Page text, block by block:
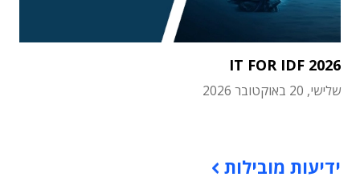
IT FOR IDF 2026
שלישי, 20 באוקטובר 2026
ידיעות מובילות